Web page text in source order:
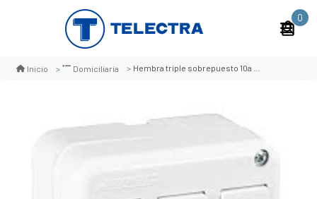
0
Inicio Domiciliaria Hembra triple sobrepuesto 10a mec